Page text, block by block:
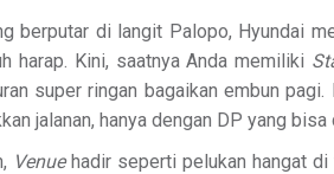
berputar di langit Palopo, Hyundai
harap. Kini, saatnya Anda memiliki
super ringan bagaikan embun
jalanan, hanya dengan DP yang
Venuehadir seperti pelukan hangat di